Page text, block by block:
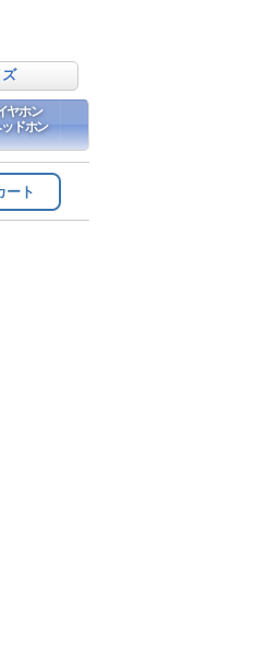
ヤホン
ドホン
ート